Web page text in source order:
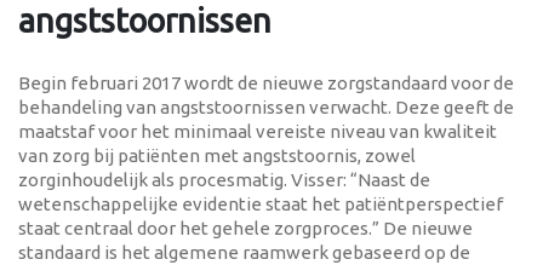
angststoornissen
Begin februari 2017 wordt de nieuwe zorgstandaard voor de
behandeling van angststoornissen verwacht. Deze geeft de
maatstaf voor het minimaal vereiste niveau van kwaliteit
van zorg bij patiënten met angststoornis, zowel
zorginhoudelijk als procesmatig. Visser: “Naast de
wetenschappelijke evidentie staat het patiëntperspectief
staat centraal door het gehele zorgproces.” De nieuwe
standaard is het algemene raamwerk gebaseerd op de